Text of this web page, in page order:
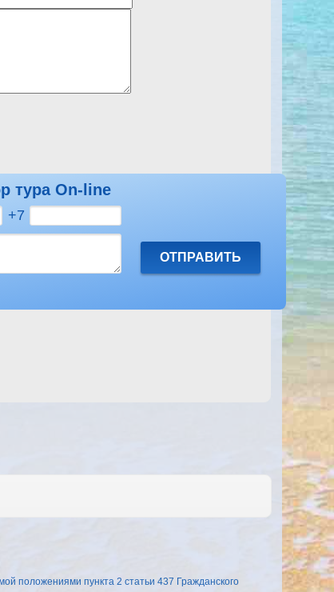
другие отзывы на Lilly land Beach Club
тура On-line
+7
положениями пункта 2 статьи 437 Гражданского